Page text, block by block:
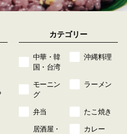
カテゴリー
中華・韓
国・台湾
沖縄料理
モーニン
グ
ラーメン
弁当 たこ焼き
居酒屋・
カレー